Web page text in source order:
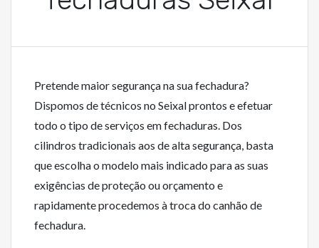
Pretende maior segurança na sua fechadura?
Dispomos de técnicos no Seixal prontos e efetuar
todo o tipo de serviços em fechaduras. Dos
cilindros tradicionais aos de alta segurança, basta
que escolha o modelo mais indicado para as suas
exigências de proteção ou orçamento e
rapidamente procedemos à troca do canhão de
fechadura.